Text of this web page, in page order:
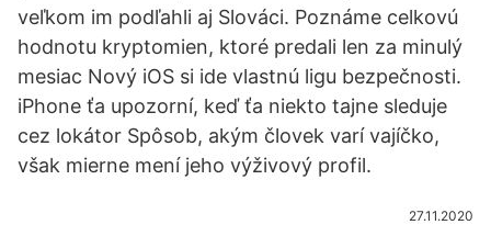
veľkom im podľahli aj Slováci. Poznáme celkovú
hodnotu kryptomien, ktoré predali len za minulý
mesiac Nový iOS si ide vlastnú ligu bezpečnosti.
iPhone ťa upozorní, keď ťa niekto tajne sleduje
cez lokátor Spôsob, akým človek varí vajíčko,
však mierne mení jeho výživový profil.
27.11.2020